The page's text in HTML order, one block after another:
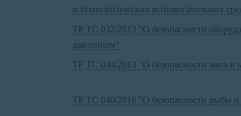
и технологических вспомогательных
ТР ТС 032/2013 "О безопасности
давлением"
ТР ТС 034/2013 "О безопасности мяса и
ТР ТС 040/2016 "О безопасности рыбы